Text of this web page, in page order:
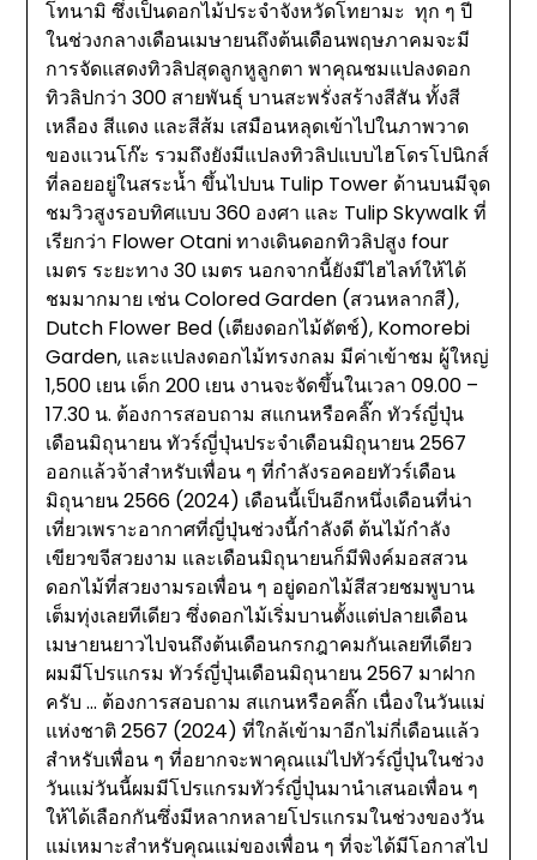
โทนามิ ซึ่งเป็นดอกไม้ประจำจังหวัดโทยามะ ทุก ๆ ปี
ในช่วงกลางเดือนเมษายนถึงต้นเดือนพฤษภาคมจะมี
การจัดแสดงทิวลิปสุดลูกหูลูกตา พาคุณชมแปลงดอก
ทิวลิปกว่า 300 สายพันธุ์ บานสะพรั่งสร้างสีสัน ทั้งสี
เหลือง สีแดง และสีส้ม เสมือนหลุดเข้าไปในภาพวาด
ของแวนโก๊ะ รวมถึงยังมีแปลงทิวลิปแบบไฮโดรโปนิกส์
ที่ลอยอยู่ในสระน้ำ ขึ้นไปบน Tulip Tower ด้านบนมีจุด
ชมวิวสูงรอบทิศแบบ 360 องศา และ Tulip Skywalk ที่
เรียกว่า Flower Otani ทางเดินดอกทิวลิปสูง four
เมตร ระยะทาง 30 เมตร นอกจากนี้ยังมีไฮไลท์ให้ได้
ชมมากมาย เช่น Colored Garden (สวนหลากสี),
Dutch Flower Bed (เตียงดอกไม้ดัตช์), Komorebi
Garden, และแปลงดอกไม้ทรงกลม มีค่าเข้าชม ผู้ใหญ่
1,500 เยน เด็ก 200 เยน งานจะจัดขึ้นในเวลา 09.00 –
17.30 น. ต้องการสอบถาม สแกนหรือคลิ๊ก ทัวร์ญี่ปุ่น
เดือนมิถุนายน ทัวร์ญี่ปุ่นประจำเดือนมิถุนายน 2567
ออกแล้วจ้าสำหรับเพื่อน ๆ ที่กำลังรอคอยทัวร์เดือน
มิถุนายน 2566 (2024) เดือนนี้เป็นอีกหนึ่งเดือนที่น่า
เที่ยวเพราะอากาศที่ญี่ปุ่นช่วงนี้กำลังดี ต้นไม้กำลัง
เขียวขจีสวยงาม และเดือนมิถุนายนก็มีพิงค์มอสสวน
ดอกไม้ที่สวยงามรอเพื่อน ๆ อยู่ดอกไม้สีสวยชมพูบาน
เต็มทุ่งเลยทีเดียว ซึ่งดอกไม้เริ่มบานตั้งแต่ปลายเดือน
เมษายนยาวไปจนถึงต้นเดือนกรกฎาคมกันเลยทีเดียว
ผมมีโปรแกรม ทัวร์ญี่ปุ่นเดือนมิถุนายน 2567 มาฝาก
ครับ … ต้องการสอบถาม สแกนหรือคลิ๊ก เนื่องในวันแม่
แห่งชาติ 2567 (2024) ที่ใกล้เข้ามาอีกไม่กี่เดือนแล้ว
สำหรับเพื่อน ๆ ที่อยากจะพาคุณแม่ไปทัวร์ญี่ปุ่นในช่วง
วันแม่วันนี้ผมมีโปรแกรมทัวร์ญี่ปุ่นมานำเสนอเพื่อน ๆ
ให้ได้เลือกกันซึ่งมีหลากหลายโปรแกรมในช่วงของวัน
แม่เหมาะสำหรับคุณแม่ของเพื่อน ๆ ที่จะได้มีโอกาสไป